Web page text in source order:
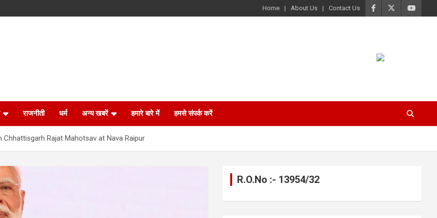
Home About Us Contact Us
राजनीती धर्म अन्य खबरें हमारे बारे में हमसे संपर्क करें
Chhattisgarh Rajat Mahotsav at Nava Raipur
R.O.No :- 13954/32